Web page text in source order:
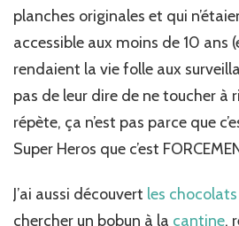
planches originales et qui
accessible aux moins de 10 ans
rendaient la vie folle aux
pas de leur dire de ne toucher à
répète, ça n’est pas parce que
Super Heros que c’est
J’ai aussi découvert les
chercher un bobun à la cantine,